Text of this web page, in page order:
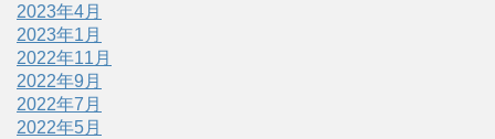
2023年4月
2023年1月
2022年11月
2022年9月
2022年7月
2022年5月